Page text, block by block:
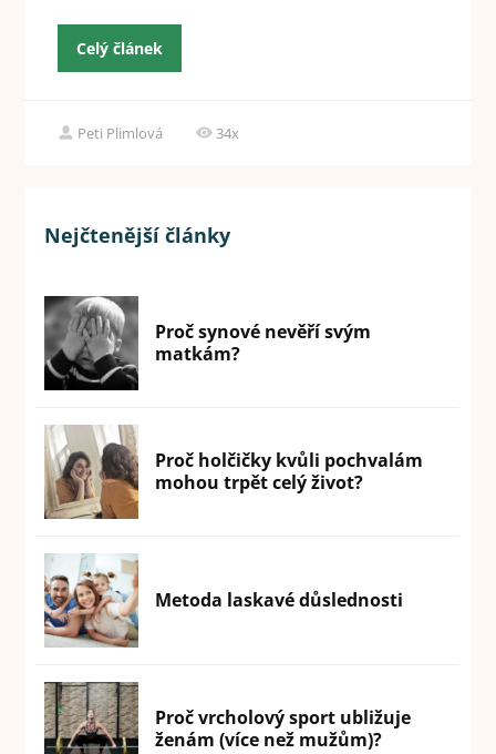
Celý článek
Peti Plimlová 34x
Nejčtenější články
Proč synové nevěří svým
matkám?
Proč holčičky kvůli pochvalám
mohou trpět celý život?
Metoda laskavé důslednosti
Proč vrcholový sport ubližuje
ženám (více než mužům)?